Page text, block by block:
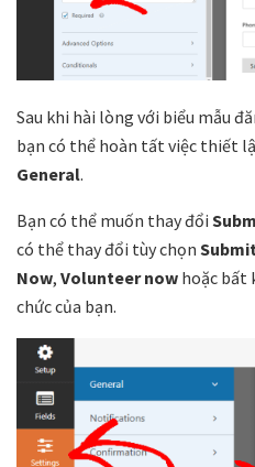
Sau khi hài lòng với biểu mẫu
bạn có thể hoàn tất việc thiết
General.
Bạn có thể muốn thay đổi
có thể thay đổi tùy chọn
Now, Volunteer now hoặc bất
chức của bạn.